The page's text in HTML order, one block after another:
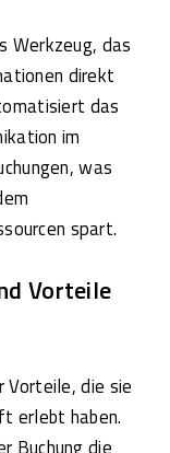
Werkzeug, das
direkt
das
im
was
spart.
Vorteile
Vorteile, die sie
erlebt haben.